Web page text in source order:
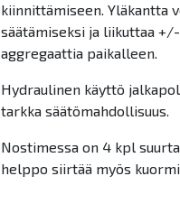
kiinnittämiseen. Yläkantta
säätämiseksi ja liikuttaa
aggregaattia paikalleen.
Hydraulinen käyttö
tarkka säätömahdollisuus.
Nostimessa on 4 kpl
helppo siirtää myös